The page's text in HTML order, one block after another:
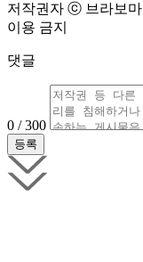
저작권자 ⓒ 브라보
이용 금지
댓글
0 / 300